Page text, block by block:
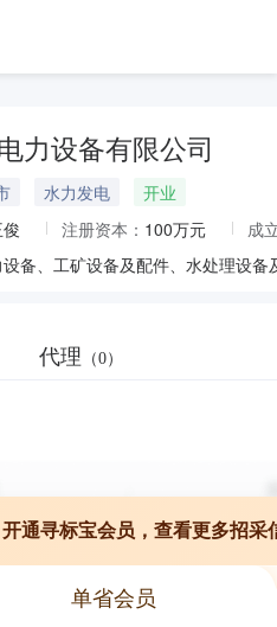
力设备有限公司
水力发电
开业
注册资本： 100万元
成
代理 （0）
开通寻标宝会员，查看更多招采
单省会员